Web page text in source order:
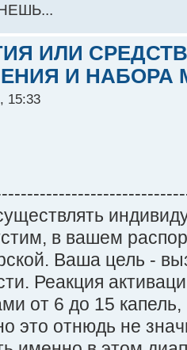
ИЛИ
И НАБОРА
15:33
в вашем
Ваша цель -
Реакция
от 6 до 15
это отнюдь не